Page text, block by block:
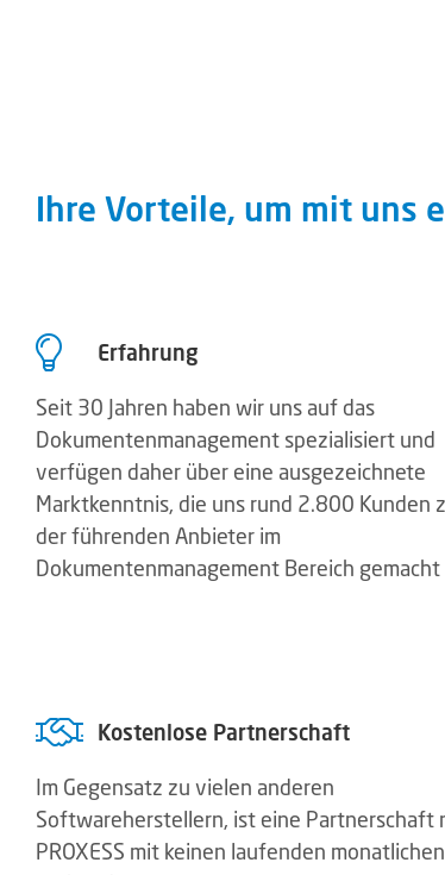
Ihre Vorteile, um mit uns
Erfahrung
Seit 30 Jahren haben wir uns auf das
Dokumentenmanagement spezialisiert und
verfügen daher über eine ausgezeichnete
Marktkenntnis, die uns rund 2.800 Kunden
der führenden Anbieter im
Dokumentenmanagement Bereich gemacht
Kostenlose Partnerschaft
Im Gegensatz zu vielen anderen
Softwareherstellern, ist eine Partnerschaft
PROXESS mit keinen laufenden